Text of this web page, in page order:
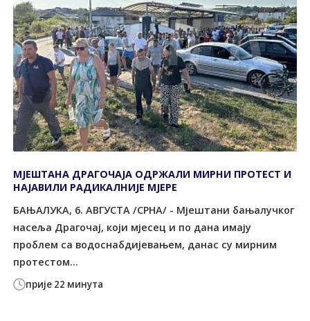
прије 22 минута
МЈЕШТАНА ДРАГОЧАЈА ОДРЖАЛИ МИРНИ ПРОТЕСТ И
НАЈАВИЛИ РАДИКАЛНИЈЕ МЈЕРЕ
БАЊАЛУКА, 6. АВГУСТА /СРНА/ - Мјештани бањалучког
насеља Драгочај, који мјесец и по дана имају
проблем са водоснабдијевањем, данас су мирним
протестом...